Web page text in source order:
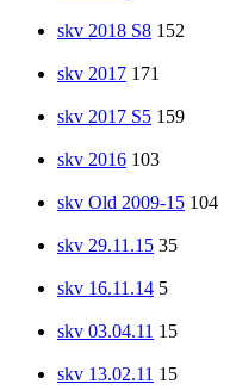
skv 2018 S8 152
skv 2017 171
skv 2017 S5 159
skv 2016 103
skv Old 2009-15 104
skv 29.11.15 35
skv 16.11.14 5
skv 03.04.11 15
skv 13.02.11 15